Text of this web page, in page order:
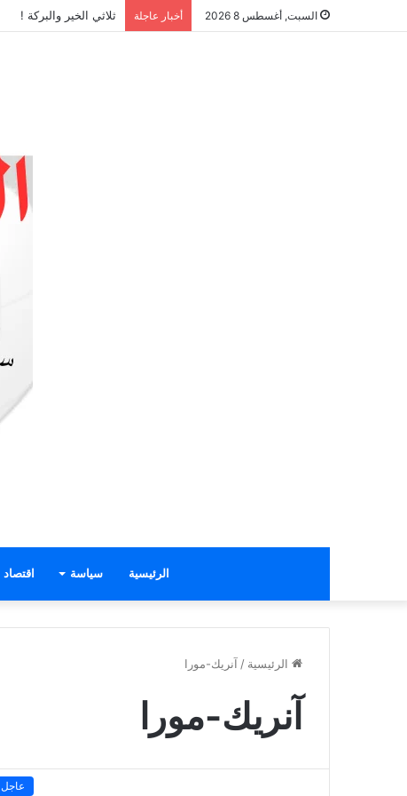
السبت, أغسطس 8 2026 أخبار عاجلة ثلاثي الخير والبركة !
الرئيسية سياسة اقتصاد
الرئيسية / آنريك-مورا
آنريك-مورا
عاجل